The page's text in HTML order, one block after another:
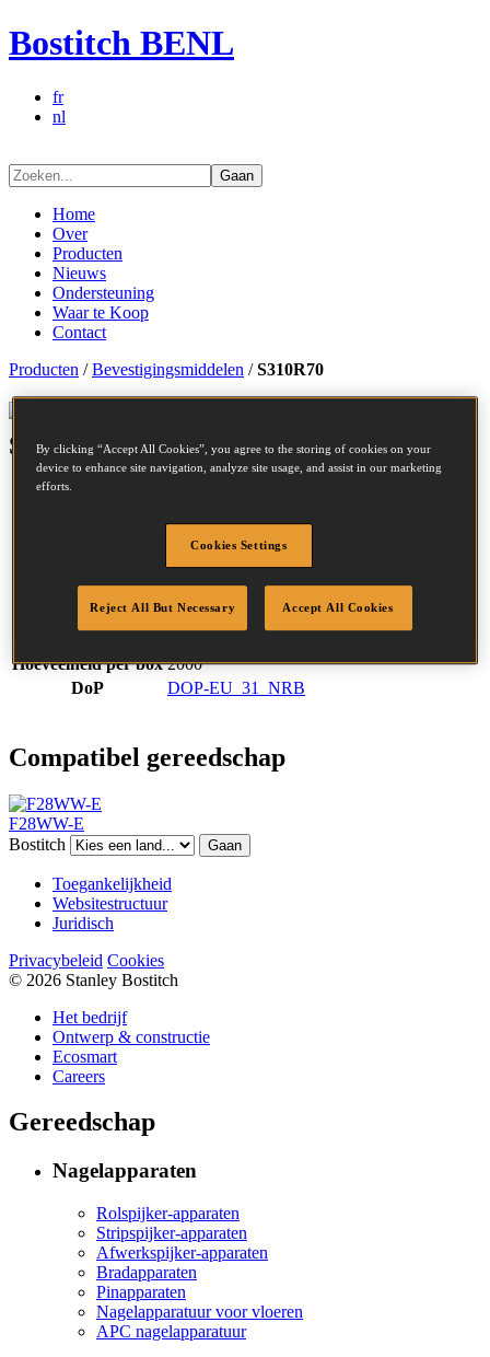
Bostitch BENL
fr
nl
Gaan
Home
Over
Producten
Nieuws
Ondersteuning
Waar te Koop
Contact
Producten /Bevestigingsmiddelen /S310R70
S310R70
SKU
STICK NAIL 3.10-70 RING 2M
3.1 mm
7.5 mm
Lengte
70 mm
Profiel
Ring
Hoeveelheid per box 2000
DoP
DOP-EU_31_NRB
Compatibel gereedschap
F28WW-E
Bostitch
Gaan
Toegankelijkheid
Websitestructuur
Juridisch
Privacybeleid Cookies
© 2026 Stanley Bostitch
Het bedrijf
Ontwerp & constructie
Ecosmart
Careers
Gereedschap
Nagelapparaten
Rolspijker-apparaten
Stripspijker-apparaten
Afwerkspijker-apparaten
Bradapparaten
Pinapparaten
Nagelapparatuur voor vloeren
APC nagelapparatuur
By clicking “Accept All Cookies”, you agree to the storing of cookies on your
device to enhance site navigation, analyze site usage, and assist in our marketing
efforts.
Cookies Settings
Reject All But Necessary Accept All Cookies